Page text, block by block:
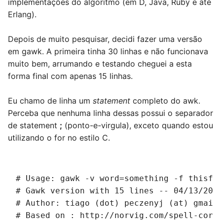
Erlang).
Depois de muito pesquisar, decidi fazer uma versão
em gawk. A primeira tinha 30 linhas e não funcionava
muito bem, arrumando e testando cheguei a esta
forma final com apenas 15 linhas.
Eu chamo de linha um statement completo do awk.
Perceba que nenhuma linha dessas possui o separador
de statement ; (ponto-e-virgula), exceto quando estou
utilizando o for no estilo C.
# Usage: gawk -v word=something -f
# Gawk version with 15 lines -- 04/13/
# Author: tiago (dot) peczenyj (at)
# Based on : http://norvig.com/spell-